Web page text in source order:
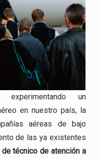
un
en nuestro país, la
aéreas de bajo
de las ya existentes
de técnico de atención a